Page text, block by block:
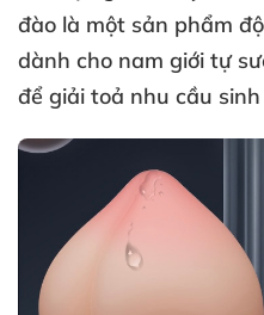
đào là một sản phẩm
dành cho nam giới tự
để giải toả nhu cầu sinh